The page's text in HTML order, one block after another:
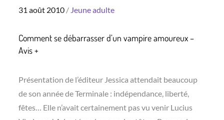
Posted
31 août 2010 Jeune adulte
Comment se débarrasser d’un vampire amoureux –
Avis +
Présentation de l’éditeur Jessica attendait beaucoup
de son année de Terminale : indépendance, liberté,
fêtes… Elle n’avait certainement pas vu venir Lucius